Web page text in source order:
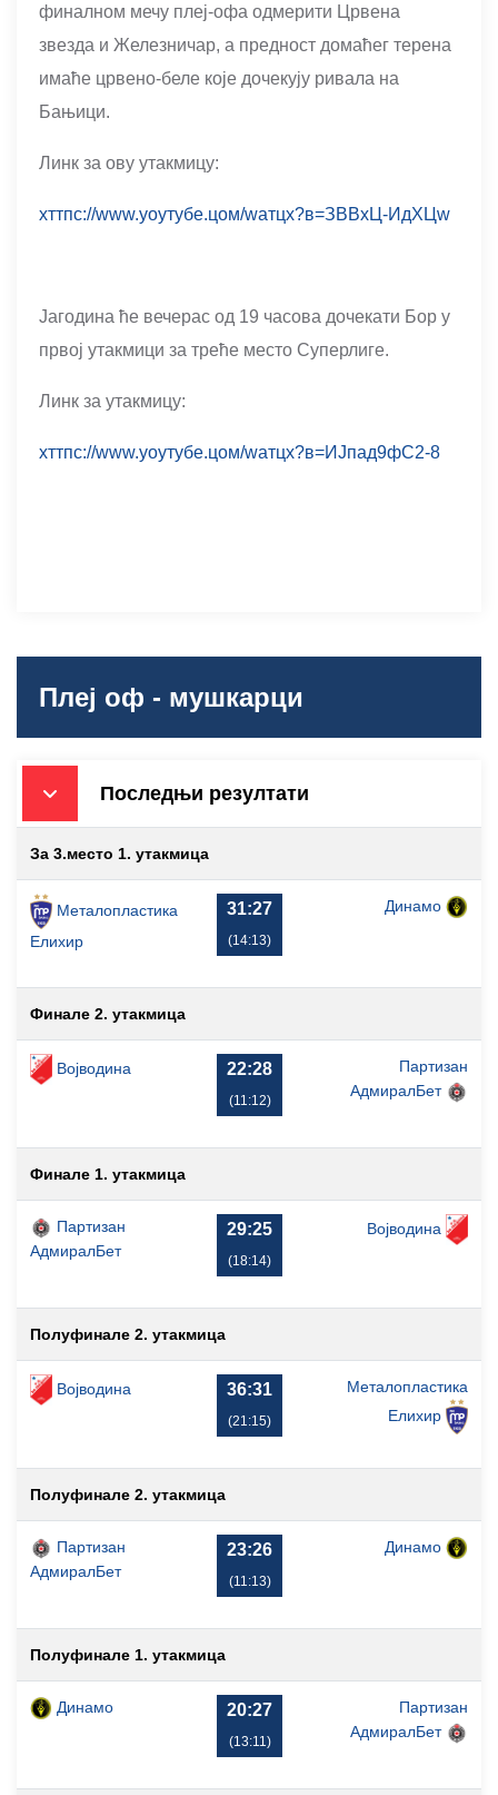
финалном мечу плеј-офа одмерити Црвена
звезда и Железничар, а предност домаћег терена
имаће црвено-беле које дочекују ривала на
Бањици.
Линк за ову утакмицу:
хттпс://www.yоутубе.цом/wатцх?в=ЗВВxЦ-ИдХЦw
Јагодина ће вечерас од 19 часова дочекати Бор у
првој утакмици за треће место Суперлиге.
Линк за утакмицу:
хттпс://www.yоутубе.цом/wатцх?в=ИЈпад9фС2-8
Плеј оф - мушкарци
Последњи резултати
За 3.место 1. утакмица
Металопластика
Елиxир
31:27
(14:13)
Динамо
Финале 2. утакмица
Војводина 22:28
(11:12)
Партизан
АдмиралБет
Финале 1. утакмица
Партизан
АдмиралБет
29:25
(18:14)
Војводина
Полуфинале 2. утакмица
Војводина 36:31
(21:15)
Металопластика
Елиxир
Полуфинале 2. утакмица
Партизан
АдмиралБет
23:26
(11:13)
Динамо
Полуфинале 1. утакмица
Динамо 20:27
(13:11)
Партизан
АдмиралБет